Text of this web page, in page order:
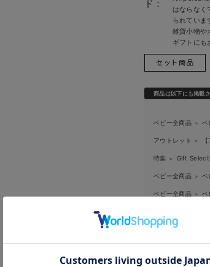
ド：
はならなく
られていま
雑貨小物や
ギフトにも
商品は以下にも掲載
ベビー全商品 ＞ ベ
アウトレット ＞
特集 ＞ Gift
ベビー全商品 ＞ ベ
ベビー全商品 ＞ ベ
返
お気に入り商品を確認する